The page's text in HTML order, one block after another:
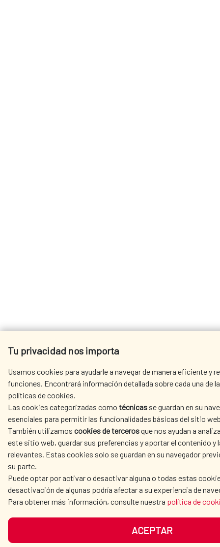
Tu privacidad nos importa
Usamos cookies para ayudarle a navegar de manera eficiente y
funciones. Encontrará información detallada sobre cada una de
políticas de cookies.
Las cookies categorizadas como técnicas se guardan en su
esenciales para permitir las funcionalidades básicas del sitio
También utilizamos cookies de tercerosque nos ayudan a
este sitio web, guardar sus preferencias y aportar el contenido y
relevantes. Estas cookies solo se guardan en su navegador
su parte.
Puede optar por activar o desactivar alguna o todas estas
desactivación de algunas podría afectar a su experiencia de
Para obtener más información, consulte nuestra política de
ACEPTAR